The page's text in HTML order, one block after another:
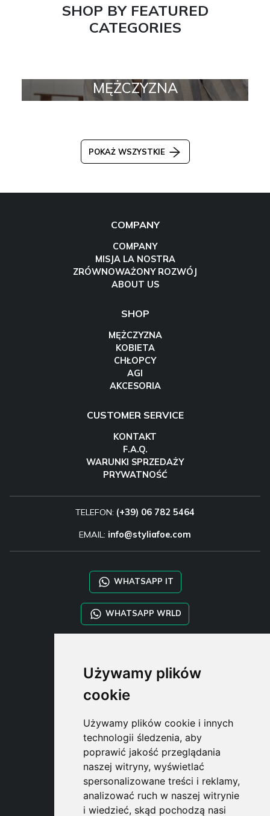
Używamy plików
cookie
Używamy plików cookie i innych
technologii śledzenia, aby
poprawić jakość przeglądania
naszej witryny, wyświetlać
spersonalizowane treści i reklamy,
analizować ruch w naszej witrynie
i wiedzieć, skąd pochodzą nasi
SHOP BY FEATURED
CATEGORIES
MĘŻCZYZNA
POKAŻ WSZYSTKIE
COMPANY
COMPANY
MISJA LA NOSTRA
ZRÓWNOWAŻONY ROZWÓJ
ABOUT US
SHOP
MĘŻCZYZNA
KOBIETA
CHŁOPCY
AGI
AKCESORIA
CUSTOMER SERVICE
KONTAKT
F.A.Q.
WARUNKI SPRZEDAŻY
PRYWATNOŚĆ
TELEFON: (+39) 06 782 5464
EMAIL: info@styliafoe.com
WHATSAPP IT
WHATSAPP WRLD
SHOP B2B
TAYLOR MADE ORDERS
DROPSHIPPING
USER
SUBSCRIBE
ZALOGUJ
CART